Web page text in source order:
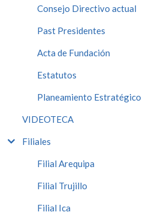
Consejo Directivo actual
Past Presidentes
Acta de Fundación
Estatutos
Planeamiento Estratégico
VIDEOTECA
Filiales
Filial Arequipa
Filial Trujillo
Filial Ica